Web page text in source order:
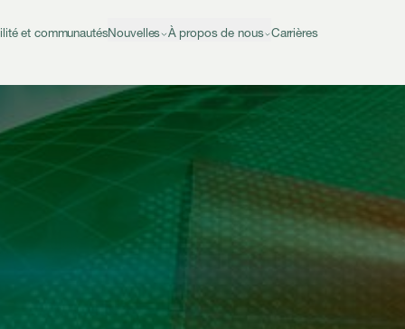
et communautésNouvelles À propos de nous Carrières